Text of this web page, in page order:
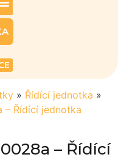
» Řídící jednotka »
Řídící jednotka
– Řídící